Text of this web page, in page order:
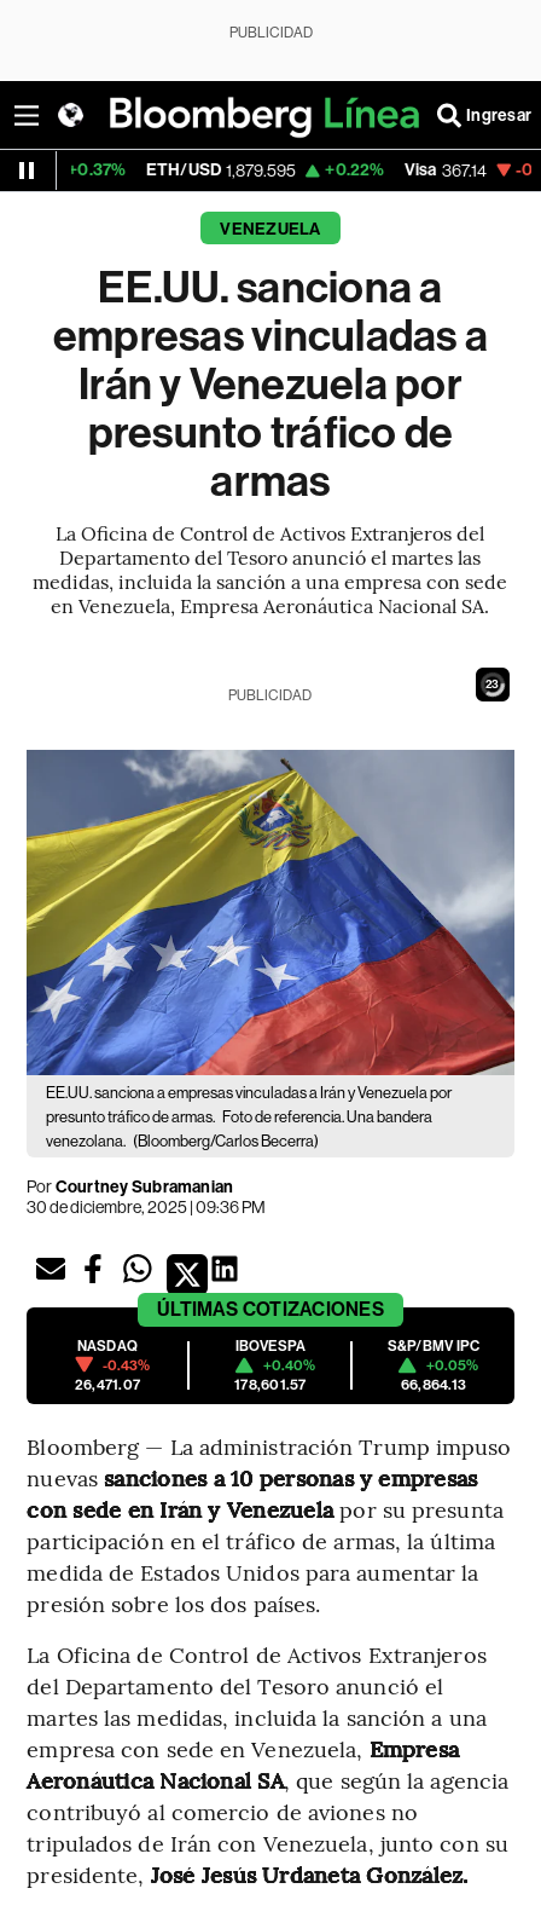
PUBLICIDAD
Ingresar
ETH/USD 1,879.595 +0.22% Visa 367.14 -0.66%
VENEZUELA
EE.UU. sanciona a
empresas vinculadas a
Irán y Venezuela por
presunto tráfico de
armas
La Oficina de Control de Activos Extranjeros del
Departamento del Tesoro anunció el martes las
medidas, incluida la sanción a una empresa con sede
en Venezuela, Empresa Aeronáutica Nacional SA.
21
PUBLICIDAD
EE.UU. sanciona a empresas vinculadas a Irán y Venezuela por
presunto tráfico de armas. Foto de referencia. Una bandera
venezolana. (Bloomberg/Carlos Becerra)
PorCourtney Subramanian
30 de diciembre, 2025 | 09:36 PM
ÚLTIMAS COTIZACIONES
NASDAQ
-0.43%
26,471.07
IBOVESPA
+0.40%
178,601.57
S&P/BMV IPC
+0.05%
66,864.13
Bloomberg — La administración Trump impuso
nuevas sanciones a 10 personas y empresas
con sede en Irán y Venezuelapor su presunta
participación en el tráfico de armas, la última
medida de Estados Unidos para aumentar la
presión sobre los dos países.
La Oficina de Control de Activos Extranjeros
del Departamento del Tesoro anunció el
martes las medidas, incluida la sanción a una
empresa con sede en Venezuela, Empresa
Aeronáutica Nacional SA, que según la agencia
contribuyó al comercio de aviones no
tripulados de Irán con Venezuela, junto con su
presidente, José Jesús Urdaneta González.